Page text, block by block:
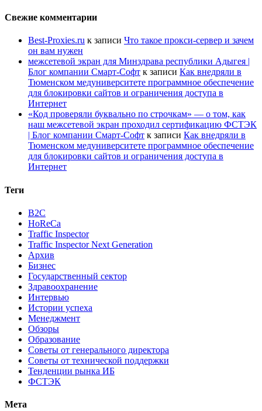
Свежие комментарии
Best-Proxies.ru к записи Что такое прокси-сервер и зачем
он вам нужен
межсетевой экран для Минздрава республики Адыгея |
Блог компании Смарт-Софт к записи Как внедряли в
Тюменском медуниверситете программное обеспечение
для блокировки сайтов и ограничения доступа в
Интернет
«Код проверяли буквально по строчкам» — о том, как
наш межсетевой экран проходил сертификацию ФСТЭК
| Блог компании Смарт-Софт к записи Как внедряли в
Тюменском медуниверситете программное обеспечение
для блокировки сайтов и ограничения доступа в
Интернет
Теги
B2C
HoReCa
Traffic Inspector
Traffic Inspector Next Generation
Архив
Бизнес
Государственный сектор
Здравоохранение
Интервью
Истории успеха
Менеджмент
Обзоры
Образование
Советы от генерального директора
Советы от технической поддержки
Тенденции рынка ИБ
ФСТЭК
Мета